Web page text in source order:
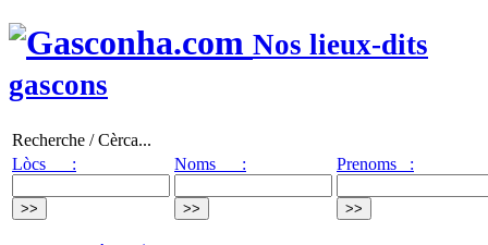
Nos lieux-dits
gascons
Recherche / Cèrca...
Lòcs :
Noms : Prenoms :